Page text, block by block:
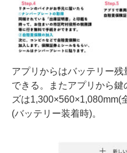
アプリからはバッテリー
できる。またアプリから
ズは1,300×560×1,080mm(
(バッテリー装着時)。